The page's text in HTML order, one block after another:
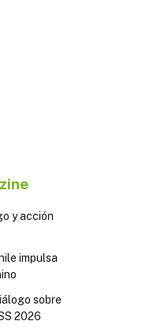
y acción
impulsa
sobre
2026